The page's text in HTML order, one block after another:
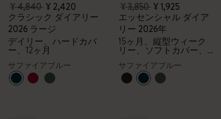
¥ 4,840¥ 2,420
クラシック ダイアリー
2026 ラージ
デイリー、ハードカバ
ー、12ヶ月
サファイアブルー
¥ 3,850¥ 1,925
エッセンシャル ダイア
リー 2026年
15ヶ月、縦型ウィーク
リー、ソフトカバー、
サファイアブルー